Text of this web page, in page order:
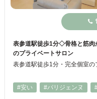
表参道駅徒歩1分◇骨格と筋肉
のプライベートサロン
#安い
#パリジェンヌ